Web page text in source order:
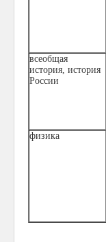
всеобщая
история, история
России
физика